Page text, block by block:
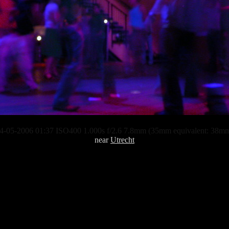
05-2006 01:37 ISO400 1.000s f/2.6 7.8mm (35mm equivalent:
nearUtrecht